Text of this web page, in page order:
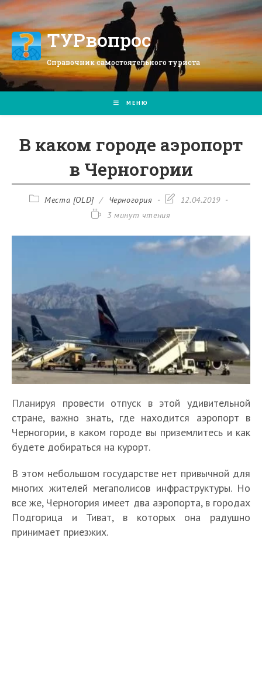
Перейти
к
содержимомуТУРвопрос
Справочник самостоятельного туриста
МЕНЮ
В каком городе аэропорт
в Черногории
РубрикаМеста [OLD] / Черногория
Запись12.04.2019
Время3 минут чтения
Планируя провести отпуск в этой удивительной
стране, важно знать, где находится аэропорт в
Черногории, в каком городе вы приземлитесь и как
будете добираться на курорт.
В этом небольшом государстве нет привычной для
многих жителей мегаполисов инфраструктуры. Но
все же, Черногория имеет два аэропорта, в городах
Подгорица и Тиват, в которых она радушно
принимает приезжих.